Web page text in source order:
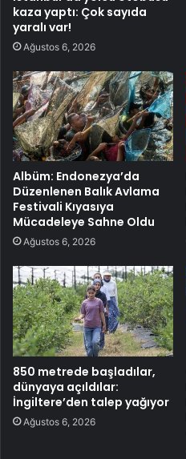
kaza yaptı: Çok sayıda
yaralı var!
Ağustos 6, 2026
Albüm: Endonezya’da
Düzenlenen Balık Avlama
Festivali Kıyasıya
Mücadeleye Sahne Oldu
Ağustos 6, 2026
850 metrede başladılar,
dünyaya açıldılar:
İngiltere’den talep yağıyor
Ağustos 6, 2026